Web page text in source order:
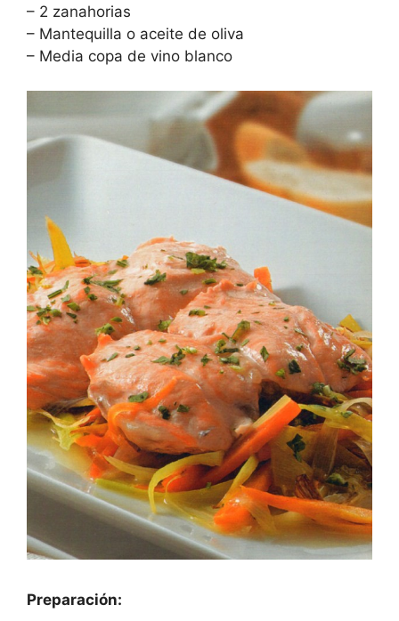
– 2 zanahorias
– Mantequilla o aceite de oliva
– Media copa de vino blanco
Preparación: